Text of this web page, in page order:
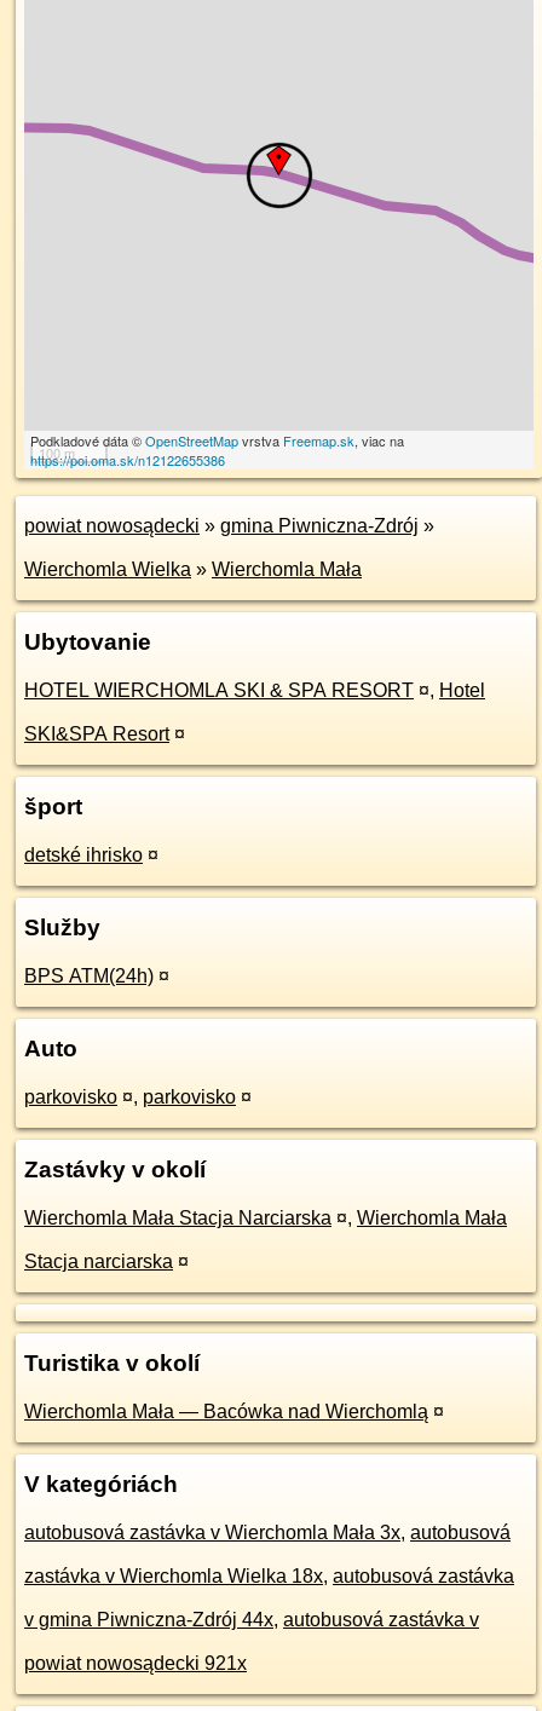
100 m
Podkladové dáta ©OpenStreetMapvrstva Freemap.sk, viac na
https://poi.oma.sk/n12122655386
powiat nowosądecki » gmina Piwniczna-Zdrój »
Wierchomla Wielka » Wierchomla Mała
Ubytovanie
HOTEL WIERCHOMLA SKI & SPA RESORT ¤, Hotel
SKI&SPA Resort ¤
šport
detské ihrisko ¤
Služby
BPS ATM(24h) ¤
Auto
parkovisko ¤, parkovisko ¤
Zastávky v okolí
Wierchomla Mała Stacja Narciarska ¤, Wierchomla Mała
Stacja narciarska ¤
Turistika v okolí
Wierchomla Mała — Bacówka nad Wierchomlą ¤
V kategóriách
autobusová zastávka v Wierchomla Mała 3x, autobusová
zastávka v Wierchomla Wielka 18x, autobusová zastávka
v gmina Piwniczna-Zdrój 44x, autobusová zastávka v
powiat nowosądecki 921x